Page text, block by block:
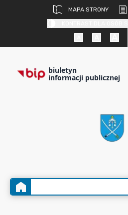
MAPA STRONY
biuletyn
informacji publicznej